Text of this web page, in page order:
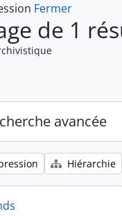
Fermer
de 1
avancée
Hiérarchie